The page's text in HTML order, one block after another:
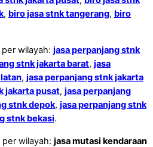
, biro jasa stnk tangerang, biro
wilayah: jasa perpanjang stnk
stnk jakarta barat, jasa
, jasa perpanjang stnk jakarta
jakarta pusat, jasa perpanjang
stnk depok, jasa perpanjang stnk
stnk bekasi.
wilayah: jasa mutasi kendaraan